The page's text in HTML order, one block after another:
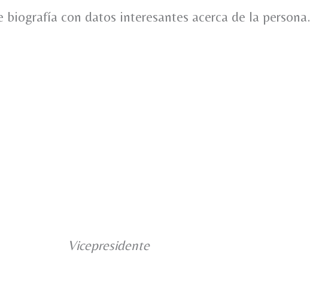
biografía con datos interesantes acerca de la persona.
Vicepresidente